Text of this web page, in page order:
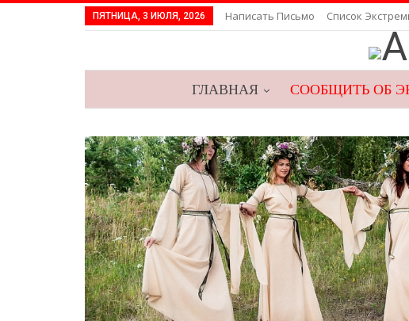
ПЯТНИЦА, 3 ИЮЛЯ, 2026 Написать Письмо Список
ГЛАВНАЯ СООБЩИТЬ ОБ